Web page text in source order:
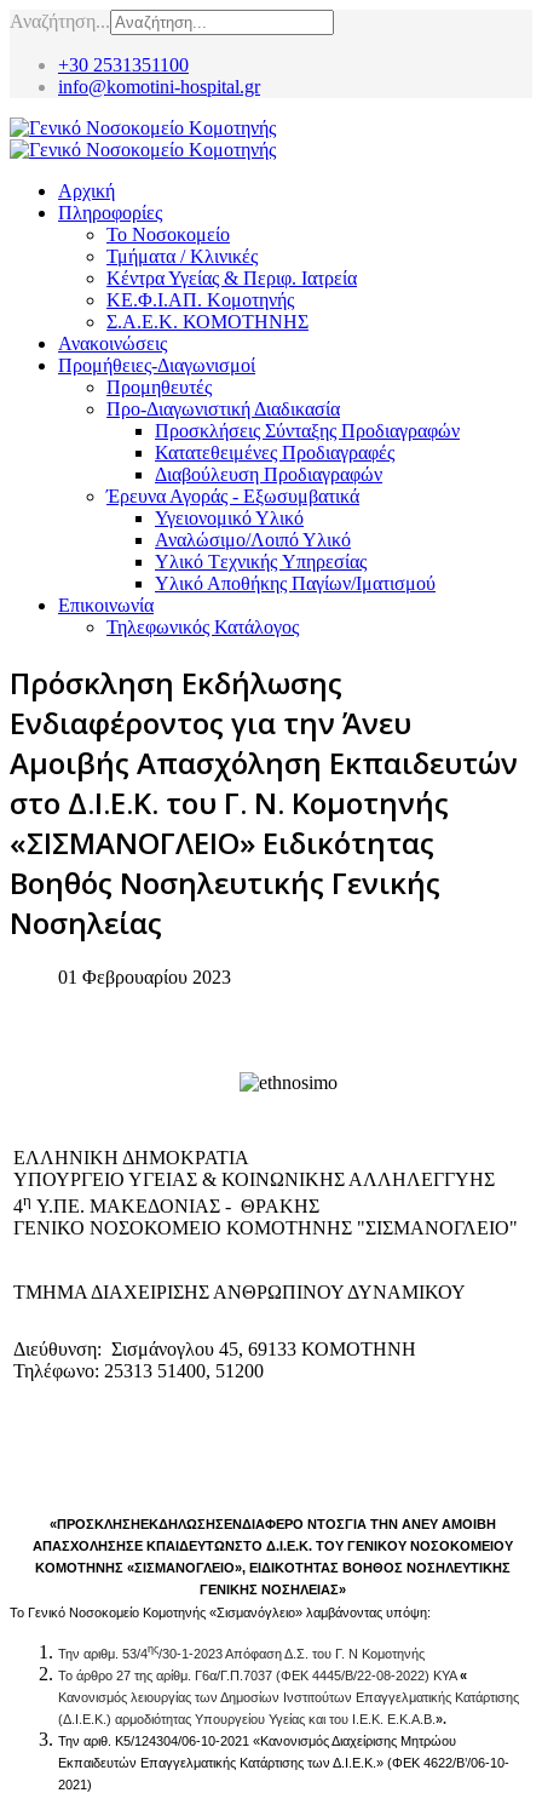
Αναζήτηση...
+30 2531351100
info@komotini-hospital.gr
Αρχική
Πληροφορίες
Το Νοσοκομείο
Τμήματα / Κλινικές
Κέντρα Υγείας & Περιφ. Ιατρεία
ΚΕ.Φ.Ι.ΑΠ. Κομοτηνής
Σ.Α.Ε.Κ. ΚΟΜΟΤΗΝΗΣ
Ανακοινώσεις
Προμήθειες-Διαγωνισμοί
Προμηθευτές
Προ-Διαγωνιστική Διαδικασία
Προσκλήσεις Σύνταξης Προδιαγραφών
Κατατεθειμένες Προδιαγραφές
Διαβούλευση Προδιαγραφών
Έρευνα Αγοράς - Εξωσυμβατικά
Υγειονομικό Υλικό
Αναλώσιμο/Λοιπό Υλικό
Υλικό Tεχνικής Yπηρεσίας
Υλικό Αποθήκης Παγίων/Ιματισμού
Επικοινωνία
Τηλεφωνικός Κατάλογος
Πρόσκληση Εκδήλωσης
Ενδιαφέροντος για την Άνευ
Αμοιβής Απασχόληση Εκπαιδευτών
στο Δ.Ι.Ε.Κ. του Γ. Ν. Κομοτηνής
«ΣΙΣΜΑΝΟΓΛΕΙΟ» Ειδικότητας
Βοηθός Νοσηλευτικής Γενικής
Νοσηλείας
01 Φεβρουαρίου 2023
EΛΛΗΝΙΚΗ ΔΗΜΟΚΡΑΤΙΑ
ΥΠΟΥΡΓΕΙΟ ΥΓΕΙΑΣ & ΚΟΙΝΩΝΙΚΗΣ ΑΛΛΗΛΕΓΓΥΗΣ
4η Υ.ΠΕ. ΜΑΚΕΔΟΝΙΑΣ - ΘΡΑΚΗΣ
ΓΕΝΙΚΟ NΟΣΟΚΟΜΕΙΟ ΚΟΜΟΤΗΝΗΣ "ΣΙΣΜΑΝΟΓΛΕΙΟ"
ΤΜΗΜΑ ΔΙΑΧΕΙΡΙΣΗΣ ΑΝΘΡΩΠΙΝΟΥ ΔΥΝΑΜΙΚΟΥ
Διεύθυνση: Σισμάνογλου 45, 69133 ΚΟΜΟΤΗΝΗ
Τηλέφωνο: 25313 51400, 51200
«ΠΡΟΣΚΛΗΣΗΕΚΔΗΛΩΣΗΣΕΝΔΙΑΦΕΡΟ ΝΤΟΣΓΙΑΤΗΝ ΑΝΕΥ ΑΜΟΙΒΗ
ΑΠΑΣΧΟΛΗΣΗΣΕ ΚΠΑΙΔΕΥΤΩΝΣΤΟ Δ.Ι.Ε.Κ. ΤΟΥ ΓΕΝΙΚΟΥ ΝΟΣΟΚΟΜΕΙΟΥ
ΚΟΜΟΤΗΝΗΣ «ΣΙΣΜΑΝΟΓΛΕΙΟ», ΕΙΔΙΚΟΤΗΤΑΣ ΒΟΗΘΟΣ ΝΟΣΗΛΕΥΤΙΚΗΣ
ΓΕΝΙΚΗΣ ΝΟΣΗΛΕΙΑΣ»
Το Γενικό Νοσοκομείο Κομοτηνής «Σισμανόγλειο» λαμβάνοντας υπόψη:
Την αριθμ. 53/4ης/30-1-2023 Απόφαση Δ.Σ. του Γ. Ν Κομοτηνής
Το άρθρο 27 της αρίθμ. Γ6α/Γ.Π.7037 (ΦΕΚ 4445/Β/22-08-2022) ΚΥΑ«
Κανονισμός λειουργίας των Δημοσίων Ινστιτούτων Επαγγελματικής Κατάρτισης
(Δ.Ι.Ε.Κ.) αρμοδιότητας Υπουργείου Υγείας και του Ι.Ε.Κ. Ε.Κ.Α.Β. ».
Την αριθ. K5/124304/06-10-2021 «Κανονισμός Διαχείρισης Μητρώου
Εκπαιδευτών Επαγγελματικής Κατάρτισης των Δ.Ι.Ε.Κ.» (ΦΕΚ 4622/Β’/06-10-
2021)